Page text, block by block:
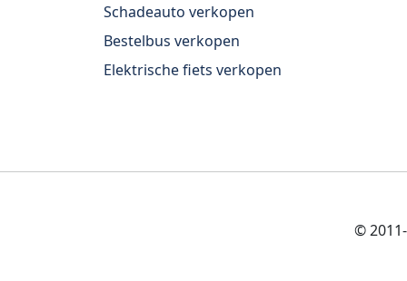
Schadeauto verkopen
Bestelbus verkopen
Elektrische fiets verkopen
©